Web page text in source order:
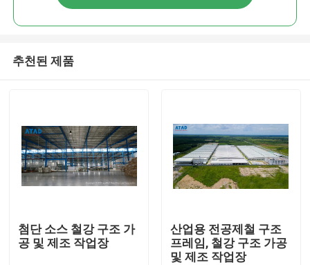
추천된 제품
첨단 소스 철강 구조 가
공 및 제조 작업장
산업용 전공제철 구조
프레임, 철강 구조 가공
및 제조 작업장